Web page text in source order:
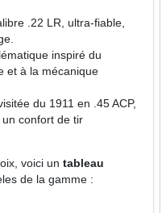
.22 LR, ultra-fiable,
inspiré du
et à la mécanique
du 1911 en .45 ACP,
confort de tir
voici untableau
de la gamme :